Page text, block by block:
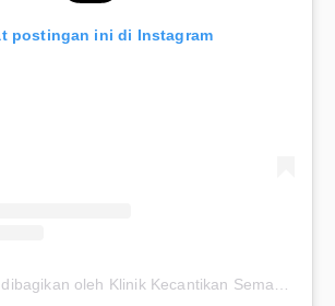
postingan ini di Instagram